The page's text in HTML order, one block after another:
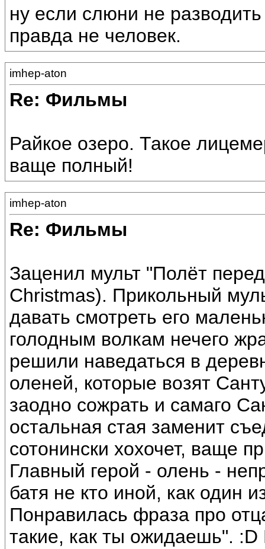
ну если слюни не
правда не человек.
imhep-aton
Re: Фильмы
Райкое озеро. Такое
ваще полный!
imhep-aton
Re: Фильмы
Заценил мульт "Полёт
Christmas). Прикольный
давать смотреть его
голодным волкам нечего
решили наведаться в
оленей, которые возят
заодно сожрать и самаго
остальная стая заменит
сотонински хохочет, ваще
Главный герой - олень -
батя не кто иной, как один
Понравилась фраза про
такие, как ты ожидаешь".